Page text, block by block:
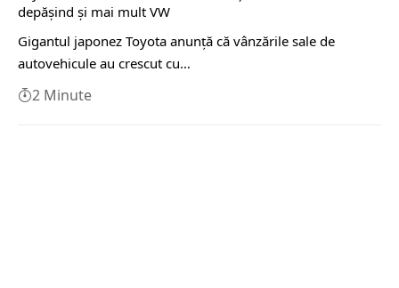
depășind și mai mult VW
Gigantul japonez Toyota anunță că vânzările sale de
autovehicule au crescut cu…
2 Minute